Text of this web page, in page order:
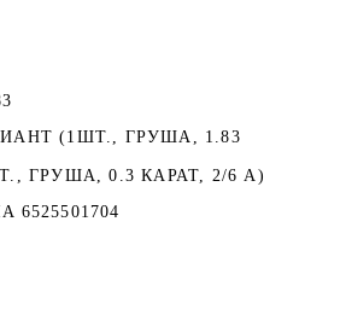
(1ШТ., ГРУША, 1.83
ГРУША, 0.3 КАРАТ, 2/6 А)
6525501704